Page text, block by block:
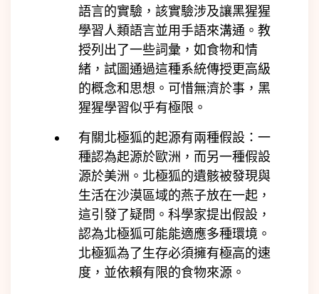
語言的實驗，該實驗涉及讓黑猩猩
學習人類語言並用手語來溝通。教
授列出了一些詞彙，如食物和情
緒，試圖通過這種系統傳授更高級
的概念和思想。可惜無濟於事，黑
猩猩學習似乎有極限。
有關北極狐的起源有兩種假設：一
種認為起源於歐洲，而另一種假設
源於美洲。北極狐的遺骸被發現與
生活在沙漠區域的燕子放在一起，
這引發了疑問。科學家提出假設，
認為北極狐可能能適應多種環境。
北極狐為了生存必須擁有極高的速
度，並依賴有限的食物來源。